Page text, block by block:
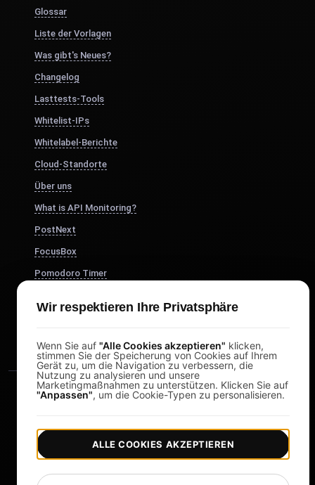
Glossar
Liste der Vorlagen
Was gibt's Neues?
Changelog
Lasttests-Tools
Whitelist-IPs
Whitelabel-Berichte
Cloud-Standorte
Über uns
What is API Monitoring?
PostNext
FocusBox
Pomodoro Timer
DesignerBox
Copyright © 2026 LoadFocus | Geschäftsbedingungen |
Datenschutzrichtlinie | Datenschutz |
Wir respektieren Ihre Privatsphäre
Wenn Sie auf "Alle Cookies akzeptieren" klicken,
stimmen Sie der Speicherung von Cookies auf Ihrem
Gerät zu, um die Navigation zu verbessern, die
Nutzung zu analysieren und unsere
Marketingmaßnahmen zu unterstützen. Klicken Sie auf
"Anpassen", um die Cookie-Typen zu personalisieren.
ALLE COOKIES AKZEPTIEREN